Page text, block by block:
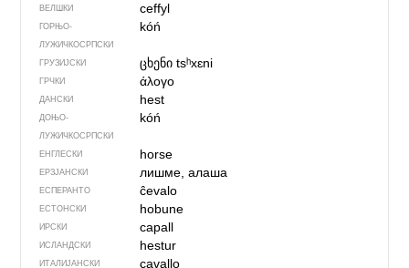
ВЕЛШКИ ceffyl
ГОРЊО­
ЛУЖИЧКОСРПСКИ
kóń
ГРУЗИЈСКИ ცხენიtsʰxɛni
ГРЧКИ άλογο
ДАНСКИ hest
ДОЊО­
ЛУЖИЧКОСРПСКИ
kóń
ЕНГЛЕСКИ horse
ЕРЗЈАНСКИ лишме, алаша
ЕСПЕРАНТО ĉevalo
ЕСТОНСКИ hobune
ИРСКИ capall
ИСЛАНДСКИ hestur
ИТАЛИЈАНСКИ cavallo